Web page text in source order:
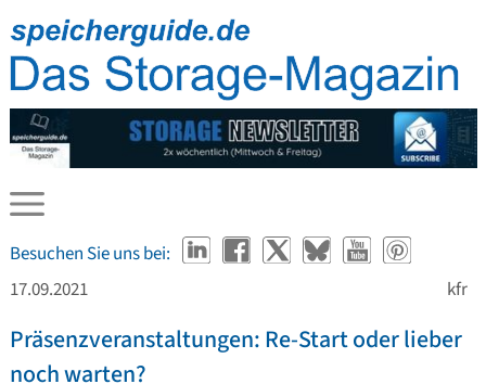
Besuchen Sie uns bei:
17.09.2021
kfr
Präsenzveranstaltungen: Re-Start oder lieber
noch warten?